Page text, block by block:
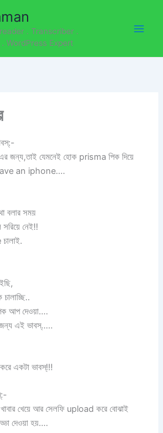
. Transcriber .
WordPress Expert
জন্য,তাই যেমনেই হোক prisma পিক দিয়ে
i have an iphone….
বলার সময়
নেই!!
আপ দেওয়া….
জন্য এই ভাবস্…..
করে একটা ভাবস্!!!
খাবার খেয়ে আর সেলফি upload করে বোঝাই
দেওয়া হয়….